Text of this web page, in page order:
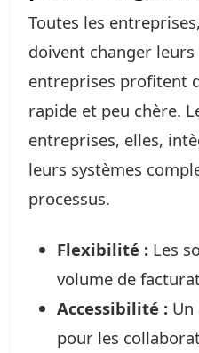
Toutes les
doivent changer
entreprises profitent
rapide et peu chère.
entreprises, elles,
leurs systèmes
processus.
Flexibilité : Les
volume de
Accessibilité : Un
pour les